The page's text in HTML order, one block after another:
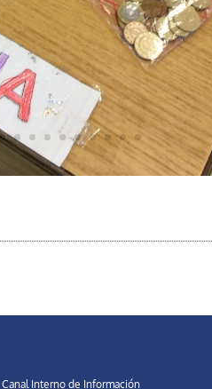
Canal Interno de Información